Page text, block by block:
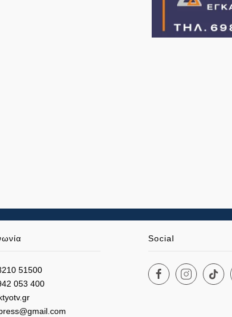
51500
053 400
Social